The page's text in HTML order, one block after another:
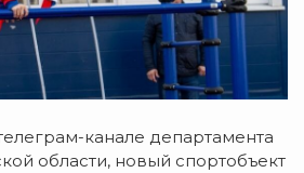
канале департамента
области, новый спортобъект